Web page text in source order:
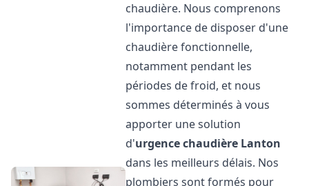
chaudière. Nous comprenons
l'importance de disposer d'une
chaudière fonctionnelle,
notamment pendant les
périodes de froid, et nous
sommes déterminés à vous
apporter une solution
d'urgence chaudière Lanton
dans les meilleurs délais. Nos
plombiers sont formés pour